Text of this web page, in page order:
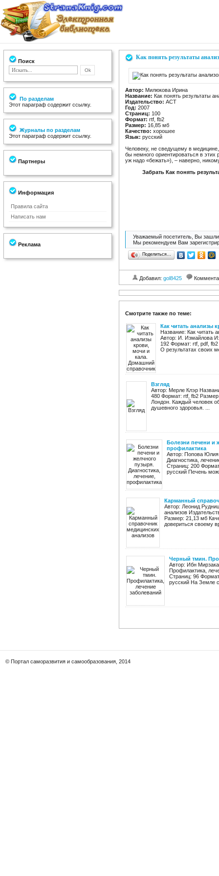
Поиск
По разделам
Этот параграф содержит ссылку.
Журналы по разделам
Этот параграф содержит ссылку.
Партнеры
Информация
Правила сайта
Написать нам
Реклама
Как понять результаты
Автор: Милюкова Ирина
Название: Как понять результаты
Издательство: АСТ
Год: 2007
Страниц: 100
Формат: rtf, fb2
Размер: 16,85 мб
Качество: хорошее
Язык: русский
Человеку, не сведущему в
бы немного ориентироваться в этих
уж надо «бежать»), – наверно,
Забрать Как понять
Уважаемый посетитель, Вы зашли
Мы рекомендуем Вам
Поделиться…
Добавил: gol8425
Смотрите также по теме:
Как читать анализы
Название: Как читать
Автор: И. Измайлова
192 Формат: rtf, pdf,
О результатах своих
Взгляд
Автор: Мерле Клэр
480 Формат: rtf, fb2
Лондон. Каждый человек
душевного здоровья. ...
Болезни печени и
профилактика
Автор: Попова Юлия
Диагностика,
Страниц: 200
русский Печень
Карманный
Автор: Леонид
анализов
Размер: 21,13 мб
довериться своему
Черный тмин.
Автор: Ибн
Профилактика,
Страниц: 96
русский На Земле
© Портал саморазвития и самообразования, 2014